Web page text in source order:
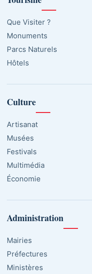
Que Visiter ?
Monuments
Parcs Naturels
Hôtels
Culture
Artisanat
Musées
Festivals
Multimédia
Économie
Administration
Mairies
Préfectures
Ministères